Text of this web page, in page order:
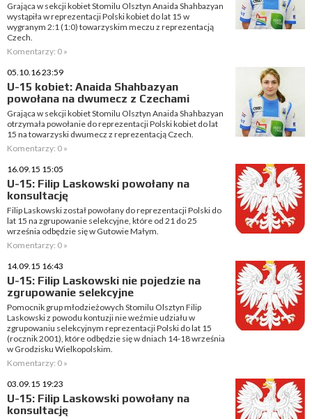
Grająca w sekcji kobiet Stomilu Olsztyn Anaida Shahbazyan
wystąpiła w reprezentacji Polski kobiet do lat 15 w
wygranym 2:1 (1:0) towarzyskim meczu z reprezentacją
Czech.
Komentarzy: 0 »
05.10.16 23:59
U-15 kobiet: Anaida Shahbazyan
powołana na dwumecz z Czechami
Grająca w sekcji kobiet Stomilu Olsztyn Anaida Shahbazyan
otrzymała powołanie do reprezentacji Polski kobiet do lat
15 na towarzyski dwumecz z reprezentacją Czech.
Komentarzy: 0 »
16.09.15 15:05
U-15: Filip Laskowski powołany na
konsultację
Filip Laskowski został powołany do reprezentacji Polski do
lat 15 na zgrupowanie selekcyjne, które od 21 do 25
września odbędzie się w Gutowie Małym.
Komentarzy: 0 »
14.09.15 16:43
U-15: Filip Laskowski nie pojedzie na
zgrupowanie selekcyjne
Pomocnik grup młodzieżowych Stomilu Olsztyn Filip
Laskowski z powodu kontuzji nie weźmie udziału w
zgrupowaniu selekcyjnym reprezentacji Polski do lat 15
(rocznik 2001), które odbędzie się w dniach 14-18 września
w Grodzisku Wielkopolskim.
Komentarzy: 0 »
03.09.15 19:23
U-15: Filip Laskowski powołany na
konsultację